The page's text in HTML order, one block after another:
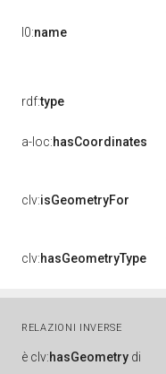
l0:name
rdf:type
a-loc:hasCoordinates
clv:isGeometryFor
clv:hasGeometryType
RELAZIONI INVERSE
è clv:hasGeometry di